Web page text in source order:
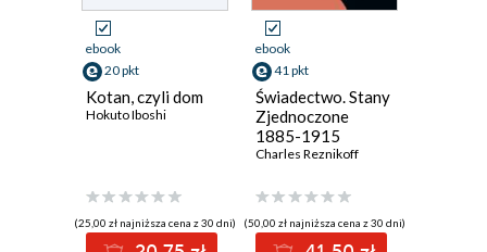
ebook
20 pkt
Kotan, czyli dom
Hokuto Iboshi
(25,00 zł najniższa cena z 30 dni)
ebook
41 pkt
Świadectwo. Stany
Zjednoczone
1885-1915
Charles Reznikoff
(50,00 zł najniższa cena z 30 dni)